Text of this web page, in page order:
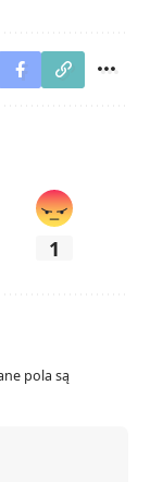
1
pola są